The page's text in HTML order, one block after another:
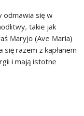
odmawia się w
takie jak
Maryjo (Ave Maria)
razem z kapłanem
i mają istotne